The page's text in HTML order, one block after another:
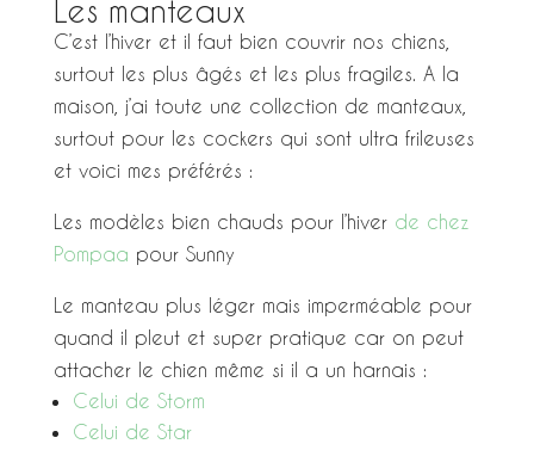
Les manteaux
C’est l’hiver et il faut bien couvrir nos chiens,
surtout les plus âgés et les plus fragiles. A la
maison, j’ai toute une collection de manteaux,
surtout pour les cockers qui sont ultra frileuses
et voici mes préférés :
Les modèles bien chauds pour l’hiver de chez
Pompaa pour Sunny
Le manteau plus léger mais imperméable pour
quand il pleut et super pratique car on peut
attacher le chien même si il a un harnais :
Celui de Storm
Celui de Star